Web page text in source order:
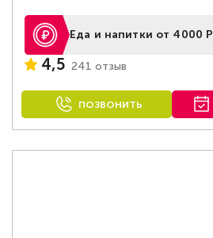
Еда и напитки от 4000
4,5 241 отзыв
ПОЗВОНИТЬ